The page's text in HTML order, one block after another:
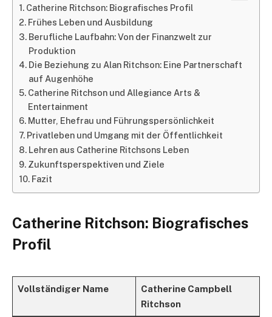
Catherine Ritchson: Biografisches Profil
Frühes Leben und Ausbildung
Berufliche Laufbahn: Von der Finanzwelt zur
Produktion
Die Beziehung zu Alan Ritchson: Eine Partnerschaft
auf Augenhöhe
Catherine Ritchson und Allegiance Arts &
Entertainment
Mutter, Ehefrau und Führungspersönlichkeit
Privatleben und Umgang mit der Öffentlichkeit
Lehren aus Catherine Ritchsons Leben
Zukunftsperspektiven und Ziele
Fazit
Catherine Ritchson: Biografisches
Profil
Vollständiger Name
Catherine Campbell
Ritchson